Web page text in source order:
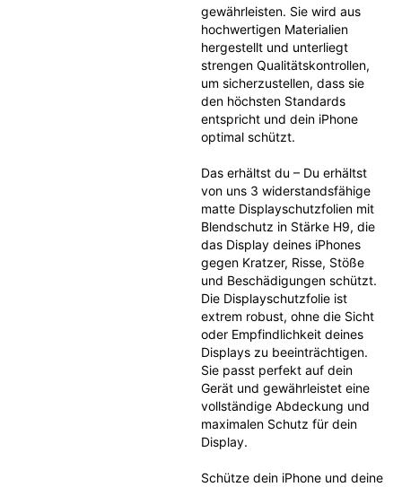
gewährleisten. Sie wird aus
hochwertigen Materialien
hergestellt und unterliegt
strengen Qualitätskontrollen,
um sicherzustellen, dass sie
den höchsten Standards
entspricht und dein iPhone
optimal schützt.
Das erhältst du – Du erhältst
von uns 3 widerstandsfähige
matte Displayschutzfolien mit
Blendschutz in Stärke H9, die
das Display deines iPhones
gegen Kratzer, Risse, Stöße
und Beschädigungen schützt.
Die Displayschutzfolie ist
extrem robust, ohne die Sicht
oder Empfindlichkeit deines
Displays zu beeinträchtigen.
Sie passt perfekt auf dein
Gerät und gewährleistet eine
vollständige Abdeckung und
maximalen Schutz für dein
Display.
Schütze dein iPhone und deine